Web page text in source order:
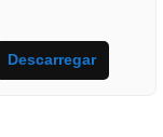
Descarregar